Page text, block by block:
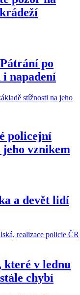
po
i napadení
policejní
jeho vznikem
a devět lidí
které v lednu
chybí